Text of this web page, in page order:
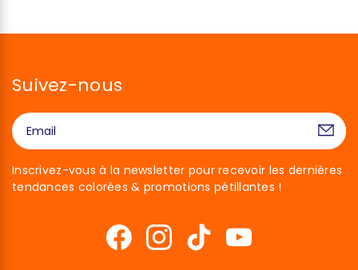
Suivez-nous
Inscrivez-vous à la newsletter pour recevoir les dernières
tendances colorées & promotions pétillantes !